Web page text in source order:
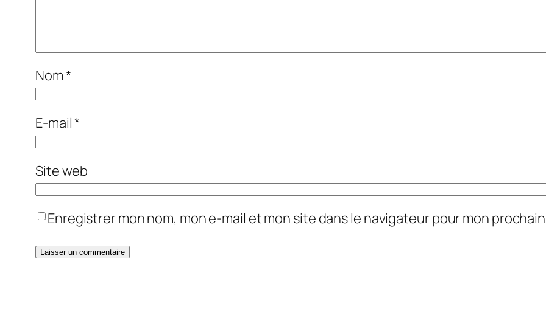
Nom*
E-mail*
Site web
Enregistrer mon nom, mon e-mail et mon site dans le navigateur pour mon